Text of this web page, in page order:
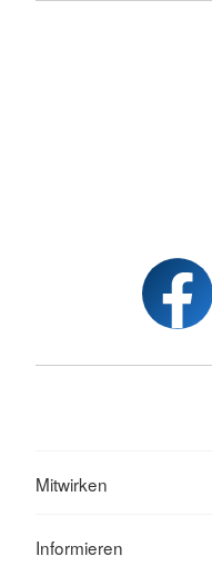
Mitwirken
Informieren